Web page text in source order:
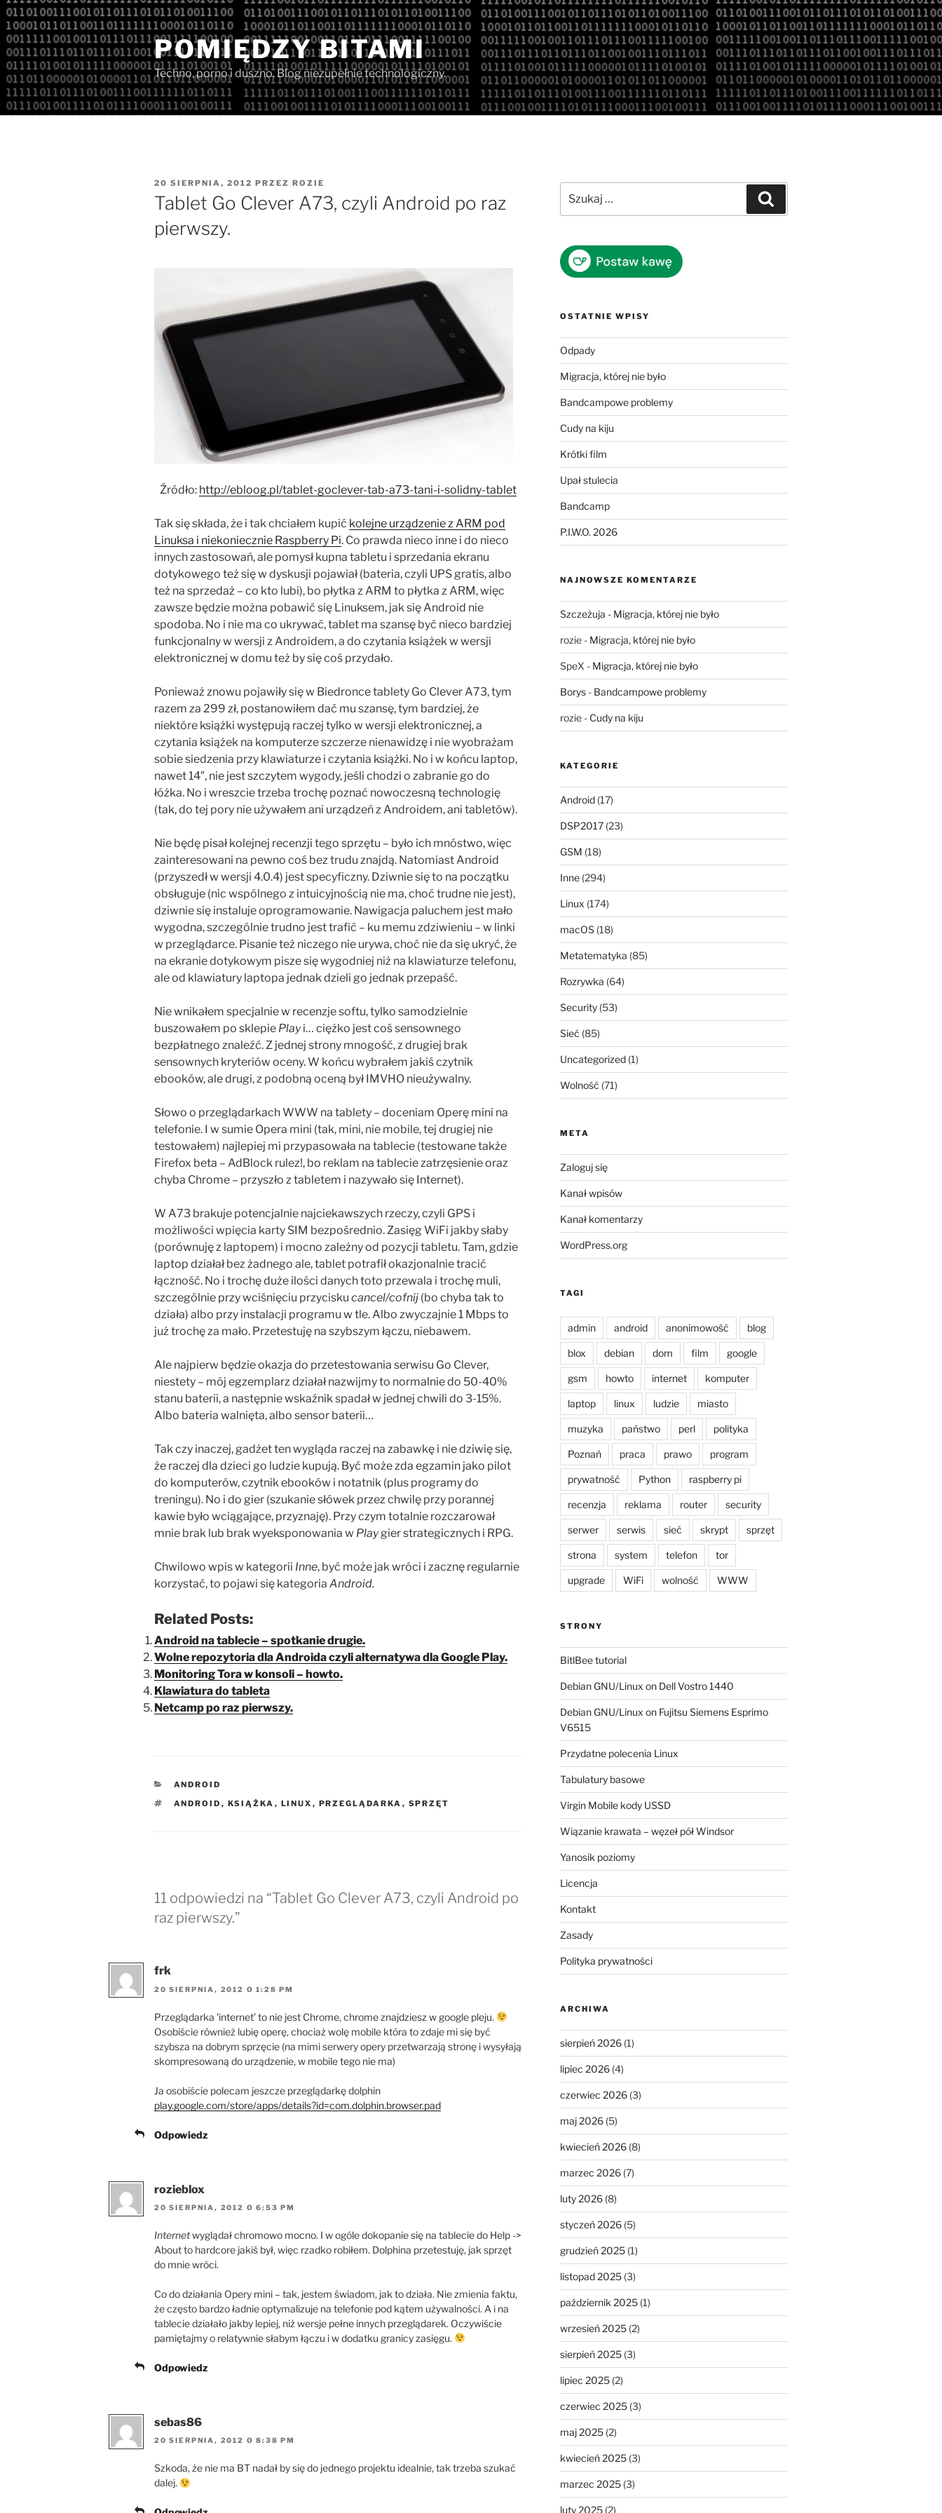
Przejdź
do
treści
POMIĘDZY BITAMI
Techno, porno i duszno. Blog niezupełnie technologiczny.
OPUBLIKOWANE
W
20 SIERPNIA, 2012 PRZEZ ROZIE
Tablet Go Clever A73, czyli Android po raz
pierwszy.
Źródło: http://ebloog.pl/tablet-goclever-tab-a73-tani-i-solidny-tablet
Tak się składa, że i tak chciałem kupić kolejne urządzenie z ARM pod
Linuksa i niekoniecznie Raspberry Pi. Co prawda nieco inne i do nieco
innych zastosowań, ale pomysł kupna tabletu i sprzedania ekranu
dotykowego też się w dyskusji pojawiał (bateria, czyli UPS gratis, albo
też na sprzedaż – co kto lubi), bo płytka z ARM to płytka z ARM, więc
zawsze będzie można pobawić się Linuksem, jak się Android nie
spodoba. No i nie ma co ukrywać, tablet ma szansę być nieco bardziej
funkcjonalny w wersji z Androidem, a do czytania książek w wersji
elektronicznej w domu też by się coś przydało.
Ponieważ znowu pojawiły się w Biedronce tablety Go Clever A73, tym
razem za 299 zł, postanowiłem dać mu szansę, tym bardziej, że
niektóre książki występują raczej tylko w wersji elektronicznej, a
czytania książek na komputerze szczerze nienawidzę i nie wyobrażam
sobie siedzenia przy klawiaturze i czytania książki. No i w końcu laptop,
nawet 14″, nie jest szczytem wygody, jeśli chodzi o zabranie go do
łóżka. No i wreszcie trzeba trochę poznać nowoczesną technologię
(tak, do tej pory nie używałem ani urządzeń z Androidem, ani tabletów).
Nie będę pisał kolejnej recenzji tego sprzętu – było ich mnóstwo, więc
zainteresowani na pewno coś bez trudu znajdą. Natomiast Android
(przyszedł w wersji 4.0.4) jest specyficzny. Dziwnie się to na początku
obsługuje (nic wspólnego z intuicyjnością nie ma, choć trudne nie jest),
dziwnie się instaluje oprogramowanie. Nawigacja paluchem jest mało
wygodna, szczególnie trudno jest trafić – ku memu zdziwieniu – w linki
w przeglądarce. Pisanie też niczego nie urywa, choć nie da się ukryć, że
na ekranie dotykowym pisze się wygodniej niż na klawiaturze telefonu,
ale od klawiatury laptopa jednak dzieli go jednak przepaść.
Nie wnikałem specjalnie w recenzje softu, tylko samodzielnie
buszowałem po sklepie Playi… ciężko jest coś sensownego
bezpłatnego znaleźć. Z jednej strony mnogość, z drugiej brak
sensownych kryteriów oceny. W końcu wybrałem jakiś czytnik
ebooków, ale drugi, z podobną oceną był IMVHO nieużywalny.
Słowo o przeglądarkach WWW na tablety – doceniam Operę mini na
telefonie. I w sumie Opera mini (tak, mini, nie mobile, tej drugiej nie
testowałem) najlepiej mi przypasowała na tablecie (testowane także
Firefox beta – AdBlock rulez!, bo reklam na tablecie zatrzęsienie oraz
chyba Chrome – przyszło z tabletem i nazywało się Internet).
W A73 brakuje potencjalnie najciekawszych rzeczy, czyli GPS i
możliwości wpięcia karty SIM bezpośrednio. Zasięg WiFi jakby słaby
(porównuję z laptopem) i mocno zależny od pozycji tabletu. Tam, gdzie
laptop działał bez żadnego ale, tablet potrafił okazjonalnie tracić
łączność. No i trochę duże ilości danych toto przewala i trochę muli,
szczególnie przy wciśnięciu przycisku cancel/cofnij (bo chyba tak to
działa) albo przy instalacji programu w tle. Albo zwyczajnie 1 Mbps to
już trochę za mało. Przetestuję na szybszym łączu, niebawem.
Ale najpierw będzie okazja do przetestowania serwisu Go Clever,
niestety – mój egzemplarz działał nazwijmy to normalnie do 50-40%
stanu baterii, a następnie wskaźnik spadał w jednej chwili do 3-15%.
Albo bateria walnięta, albo sensor baterii…
Tak czy inaczej, gadżet ten wygląda raczej na zabawkę i nie dziwię się,
że raczej dla dzieci go ludzie kupują. Być może zda egzamin jako pilot
do komputerów, czytnik ebooków i notatnik (plus programy do
treningu). No i do gier (szukanie słówek przez chwilę przy porannej
kawie było wciągające, przyznaję). Przy czym totalnie rozczarował
mnie brak lub brak wyeksponowania w Playgier strategicznych i RPG.
Chwilowo wpis w kategorii Inne, być może jak wróci i zacznę regularnie
korzystać, to pojawi się kategoria Android.
Related Posts:
Android na tablecie – spotkanie drugie.
Wolne repozytoria dla Androida czyli alternatywa dla Google Play.
Monitoring Tora w konsoli – howto.
Klawiatura do tableta
Netcamp po raz pierwszy.
KATEGORIE
ANDROID
TAGI
ANDROID , KSIĄŻKA , LINUX , PRZEGLĄDARKA , SPRZĘT
11 odpowiedzi na “Tablet Go Clever A73, czyli Android po
raz pierwszy.”
frk
20 SIERPNIA, 2012 O 1:28 PM
Przeglądarka 'internet’ to nie jest Chrome, chrome znajdziesz w google pleju.
Osobiście również lubię operę, chociaż wolę mobile która to zdaje mi się być
szybsza na dobrym sprzęcie (na mimi serwery opery przetwarzają stronę i wysyłają
skompresowaną do urządzenie, w mobile tego nie ma)
Ja osobiście polecam jeszcze przeglądarkę dolphin
play.google.com/store/apps/details?id=com.dolphin.browser.pad
Odpowiedz
rozieblox
20 SIERPNIA, 2012 O 6:53 PM
Internetwyglądał chromowo mocno. I w ogóle dokopanie się na tablecie do Help ->
About to hardcore jakiś był, więc rzadko robiłem. Dolphina przetestuję, jak sprzęt
do mnie wróci.
Co do działania Opery mini – tak, jestem świadom, jak to działa. Nie zmienia faktu,
że często bardzo ładnie optymalizuje na telefonie pod kątem używalności. A i na
tablecie działało jakby lepiej, niż wersje pełne innych przeglądarek. Oczywiście
pamiętajmy o relatywnie słabym łączu i w dodatku granicy zasięgu.
Odpowiedz
sebas86
20 SIERPNIA, 2012 O 8:38 PM
Szkoda, że nie ma BT nadał by się do jednego projektu idealnie, tak trzeba szukać
dalej.
OSTATNIE WPISY
Odpady
Migracja, której nie było
Bandcampowe problemy
Cudy na kiju
Krótki film
Upał stulecia
Bandcamp
P.I.W.O. 2026
NAJNOWSZE KOMENTARZE
Szczeżuja - Migracja, której nie było
rozie- Migracja, której nie było
SpeX - Migracja, której nie było
Borys- Bandcampowe problemy
rozie- Cudy na kiju
KATEGORIE
Android(17)
DSP2017(23)
GSM (18)
Inne(294)
Linux (174)
macOS(18)
Metatematyka (85)
Rozrywka (64)
Security(53)
Sieć (85)
Uncategorized(1)
Wolność (71)
META
Zaloguj się
Kanał wpisów
Kanał komentarzy
WordPress.org
TAGI
admin android anonimowość blog
blox debian dom film google
gsm howto internet komputer
laptop linux ludzie miasto
muzyka państwo perl polityka
Poznań praca prawo program
prywatność Python raspberry pi
recenzja reklama router security
serwer serwis sieć skrypt sprzęt
strona system telefon tor
upgrade WiFi wolność WWW
STRONY
BitlBee tutorial
Debian GNU/Linux on Dell Vostro 1440
Debian GNU/Linux on Fujitsu Siemens Esprimo
V6515
Przydatne polecenia Linux
Tabulatury basowe
Virgin Mobile kody USSD
Wiązanie krawata – węzeł pół Windsor
Yanosik poziomy
Licencja
Kontakt
Zasady
Polityka prywatności
ARCHIWA
sierpień 2026(1)
lipiec 2026(4)
czerwiec 2026(3)
maj 2026(5)
kwiecień 2026(8)
marzec 2026(7)
luty 2026(8)
styczeń 2026(5)
grudzień 2025(1)
listopad 2025(3)
październik 2025(1)
wrzesień 2025(2)
sierpień 2025(3)
lipiec 2025(2)
czerwiec 2025(3)
maj 2025(2)
kwiecień 2025(3)
marzec 2025(3)
luty 2025(2)